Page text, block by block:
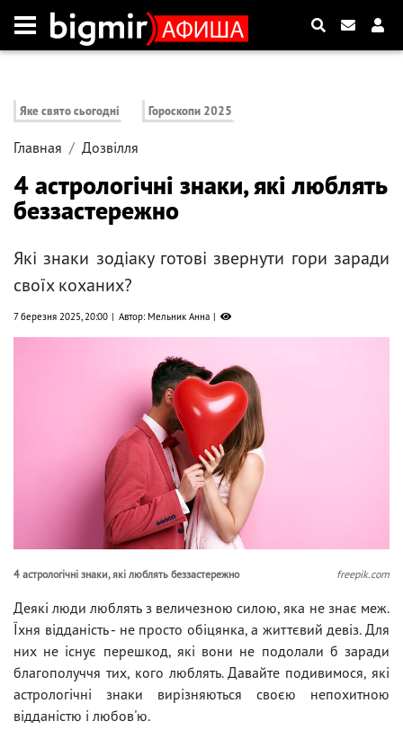
Яке свято сьогодні Гороскопи 2025
Главная Дозвілля
4 астрологічні знаки, які люблять
беззастережно
Які знаки зодіаку готові звернути гори заради
своїх коханих?
7 березня 2025, 20:00 Автор: Мельник Анна
4 астрологічні знаки, які люблять беззастережно freepik.com
Деякі люди люблять з величезною силою, яка не знає меж.
Їхня відданість - не просто обіцянка, а життєвий девіз. Для
них не існує перешкод, які вони не подолали б заради
благополуччя тих, кого люблять. Давайте подивимося, які
астрологічні знаки вирізняються своєю непохитною
відданістю і любов'ю.